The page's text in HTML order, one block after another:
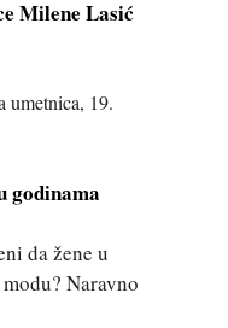
Milene Lasić
umetnica, 19.
godinama
da žene u
Naravno